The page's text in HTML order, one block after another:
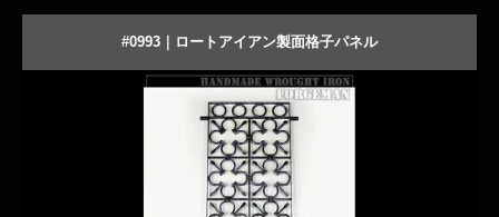
#0993｜ロートアイアン製面格子パネル